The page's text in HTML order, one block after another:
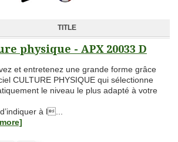
TITLE
physique - APX 20033 D
et entretenez une grande forme grâce
CULTURE PHYSIQUE qui sélectionne
le niveau le plus adapté à votre
à l...